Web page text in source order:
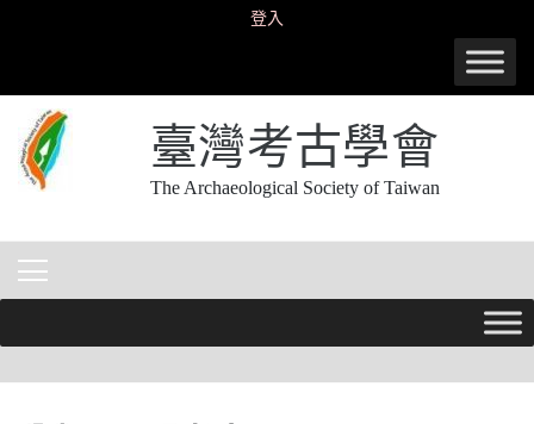
登入
臺灣考古學會
The Archaeological Society of Taiwan